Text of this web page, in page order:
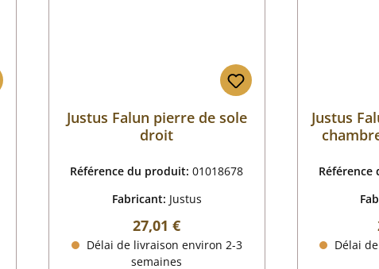
Justus Falun pierre de sole
droit
Référence du produit:01018678
Fabricant: Justus
Prix régulier :
27,01 €
Délai de livraison environ 2-3
semaines
Justus
Délai